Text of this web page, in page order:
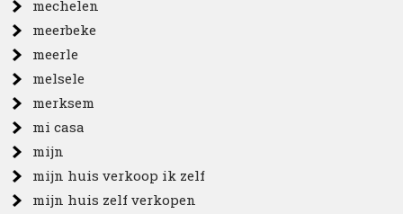
mechelen
meerbeke
meerle
melsele
merksem
mi casa
mijn
mijn huis verkoop ik zelf
mijn huis zelf verkopen